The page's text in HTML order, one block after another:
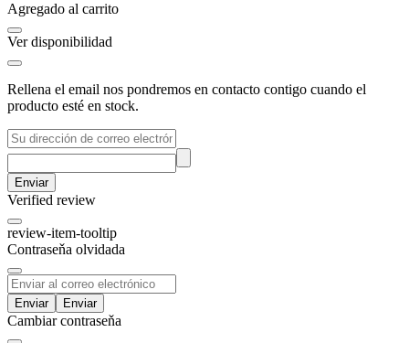
Agregado al carrito
Ver disponibilidad
Rellena el email nos pondremos en contacto contigo cuando el
producto esté en stock.
Enviar
Verified review
review-item-tooltip
Contraseňa olvidada
Enviar
Cambiar contraseňa